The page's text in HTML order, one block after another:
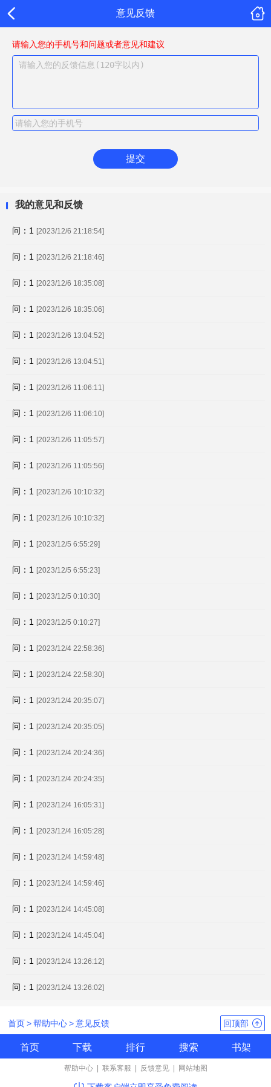
意见反馈
请输入您的手机号和问题或者意见和建议
提交
我的意见和反馈
问：1 [2023/12/6 21:18:54]
问：1 [2023/12/6 21:18:46]
问：1 [2023/12/6 18:35:08]
问：1 [2023/12/6 18:35:06]
问：1 [2023/12/6 13:04:52]
问：1 [2023/12/6 13:04:51]
问：1 [2023/12/6 11:06:11]
问：1 [2023/12/6 11:06:10]
问：1 [2023/12/6 11:05:57]
问：1 [2023/12/6 11:05:56]
问：1 [2023/12/6 10:10:32]
问：1 [2023/12/6 10:10:32]
问：1 [2023/12/5 6:55:29]
问：1 [2023/12/5 6:55:23]
问：1 [2023/12/5 0:10:30]
问：1 [2023/12/5 0:10:27]
问：1 [2023/12/4 22:58:36]
问：1 [2023/12/4 22:58:30]
问：1 [2023/12/4 20:35:07]
问：1 [2023/12/4 20:35:05]
问：1 [2023/12/4 20:24:36]
问：1 [2023/12/4 20:24:35]
问：1 [2023/12/4 16:05:31]
问：1 [2023/12/4 16:05:28]
问：1 [2023/12/4 14:59:48]
问：1 [2023/12/4 14:59:46]
问：1 [2023/12/4 14:45:08]
问：1 [2023/12/4 14:45:04]
问：1 [2023/12/4 13:26:12]
问：1 [2023/12/4 13:26:02]
首页>帮助中心>意见反馈 回顶部
首页 下载 排行 搜索 书架
帮助中心 联系客服 反馈意见 网站地图